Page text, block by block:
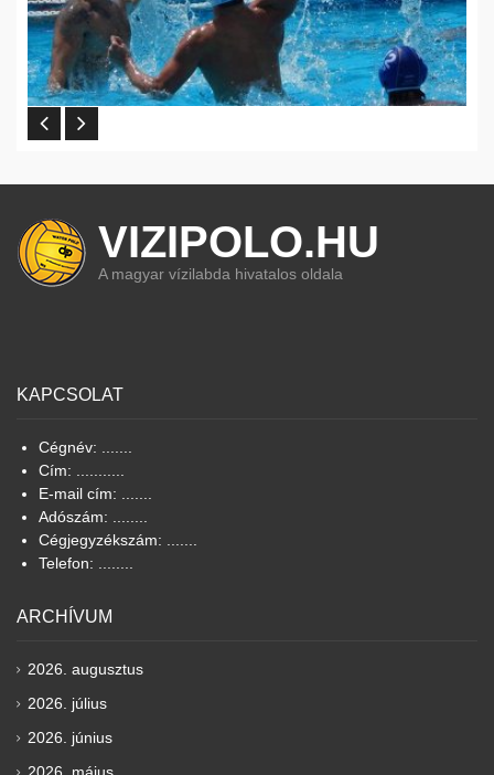
VIZIPOLO.HU
A magyar vízilabda hivatalos oldala
KAPCSOLAT
Cégnév: .......
Cím: ...........
E-mail cím: .......
Adószám: ........
Cégjegyzékszám: .......
Telefon: ........
ARCHÍVUM
2026. augusztus
2026. július
2026. június
2026. május